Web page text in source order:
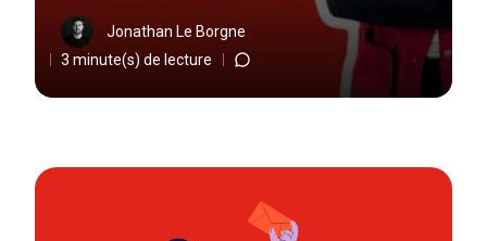
Jonathan Le Borgne
3 minute(s) de lecture